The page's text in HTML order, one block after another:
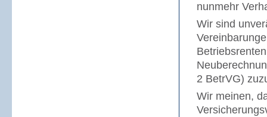
nunmehr
Wir sind
2 BetrVG)
Wir meinen,